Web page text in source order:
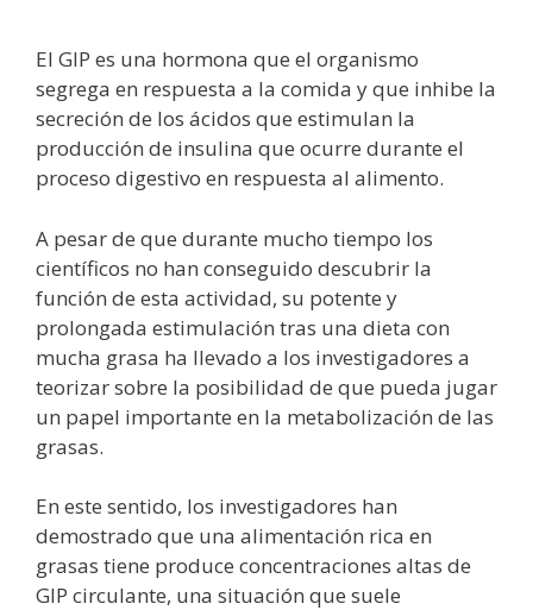
El GIP es una hormona que el organismo
segrega en respuesta a la comida y que inhibe la
secreción de los ácidos que estimulan la
producción de insulina que ocurre durante el
proceso digestivo en respuesta al alimento.
A pesar de que durante mucho tiempo los
científicos no han conseguido descubrir la
función de esta actividad, su potente y
prolongada estimulación tras una dieta con
mucha grasa ha llevado a los investigadores a
teorizar sobre la posibilidad de que pueda jugar
un papel importante en la metabolización de las
grasas.
En este sentido, los investigadores han
demostrado que una alimentación rica en
grasas tiene produce concentraciones altas de
GIP circulante, una situación que suele